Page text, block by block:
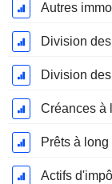
Autres
Créances à
Prêts à long
Actifs